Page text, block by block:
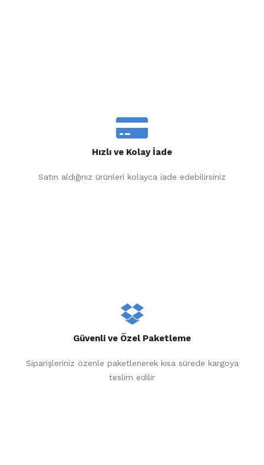
Hızlı ve Kolay İade
Satın aldığınız ürünleri kolayca iade edebilirsiniz
Güvenli ve Özel Paketleme
Siparişleriniz özenle paketlenerek kısa sürede kargoya
teslim edilir